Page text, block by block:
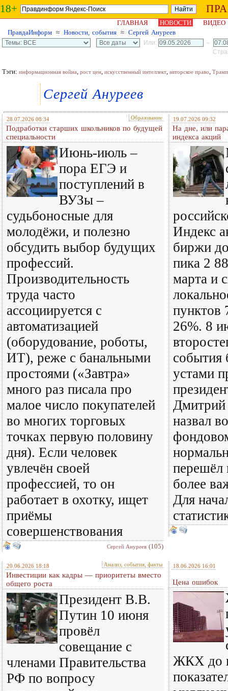
18+
ГЛАВНАЯ НОВОСТИ
ВИДЕО
ПравдаИнформ ≈ Новости, события ≈ Сергей Ануреев
Или:
–
Тэги: информационная война, рост цен, искусственный интеллект, авторское право, Трамп
Сергей Ануреев
28.07.2026 08:34 Образование
Подработки старших школьников по будущей
специальности
Июнь-июль –
пора ЕГЭ и
поступлений в
ВУЗы –
судьбоносные для
молодёжи, и полезно
обсудить выбор будущих
профессий.
Производительность
труда часто
ассоциируется с
автоматизацией
(оборудование, роботы,
ИТ), реже с банальными
простоями («Завтра»
много раз писала про
малое число покупателей
во многих торговых
точках первую половину
дня). Если человек
увлечён своей
профессией, то он
работает в охотку, ищет
приёмы
совершенствования
Сергей Ануреев (105)
19.07.2026 09:32
На дне, или
индекса акций
Индекс
биржи
пика 2
марта и
пунктов
26%. 8
события
устами
Дмитрий
назвал
перешёл
более
Для
20.06.2026 18:18 Анализ, события, факты
Инвестиции как кадры — приоритеты вместо
общего роста
Президент В.В.
Путин 10 июня
провёл
совещание с
членами Правительства
РФ по вопросу
18.06.2026 16:01
Цена ошибок
ЖКХ до